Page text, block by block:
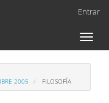
Entrar
Toggle
2005
FILOSOFÍA